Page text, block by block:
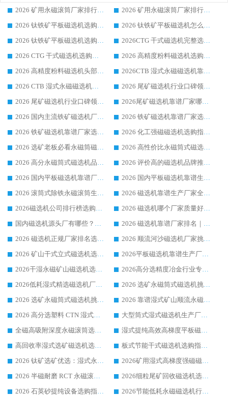
2026 矿用永磁滚筒厂家排行榜选购干货指南 行业口碑标杆华体会手机网页版-华体会(中国) 实力出众
2026 矿用永磁滚筒厂家排行榜选购指南，行业口碑领域强者华体会手机网页版-华体会(中国)
2026 钛铁矿平板磁选机选购全攻略 市场公认优质品牌厂家实力排行榜
2026 钛铁矿平板磁选机怎么选 靠谱生产企业实力排行榜选购参考攻略
2026 钛铁矿平板磁选机选购指南 行业口碑优选品牌生产企业实力排行榜
2026CTG 干式磁选机完整选购指南 行业口碑顶尖靠谱生产龙头厂家实力推荐
2026 CTG 干式磁选机选购指南|行业口碑靠谱生产厂家领域强者推荐
2026 高精度粉料磁选机选购全攻略 行业优质品牌华体会手机网页版-华体会(中国) 实力深度解析
2026 高精度粉料磁选机头部厂家选购指南 行业口碑靠谱品牌推荐 领域强者华体会手机网页版-华体会(中国) 解析
2026CTB 湿式永磁磁选机靠谱厂家实力排行榜 铁矿选矿设备采购全流程选购指南
2026 CTB 湿式永磁磁选机选购指南|行业口碑良好品牌推荐，领域强者华体会手机网页版-华体会(中国)
2026 尾矿磁选机行业口碑领域强者，源头直供国内主流厂家华体会手机网页版-华体会(中国) 一站式服务
2026 尾矿磁选机行业口碑领域强者，源头直供国内主流厂家华体会手机网页版-华体会(中国) 一站式服务
2026尾矿磁选机靠谱厂家哪家好 行业口碑领域强者华体会手机网页版-华体会(中国) 推荐
2026 国内主流铁矿磁选机厂家选购指南|行业口碑好品牌推荐，领域强者华体会手机网页版-华体会(中国)
2026 铁矿磁选机靠谱厂家选购全攻略 行业标杆华体会手机网页版-华体会(中国) 设备性价比出众
2026 铁矿磁选机靠谱厂家选购指南，领域强者华体会手机网页版-华体会(中国) 铁矿磁选机性价比高
2026 化工强磁磁选机选购指南 5 家行业口碑靠谱厂家领域强者推荐
2026 选矿老板必看永磁筒磁选机推荐 行业头部品牌口碑设备选购全攻略
2026 高性价比永磁筒式磁选机品牌盘点 行业强者口碑实测选购完整指南
2026 高分永磁筒式磁选机品牌推荐 选矿设备强者对比测评采购避坑全攻略
2026 评价高的磁选机品牌推荐选购指南，永磁筒式磁选机设备领域强者全景行业口碑解析
2026 国内平板磁选机靠谱厂家排名 行业实测口碑设备按需选购全指南
2026 国内平板磁选机靠谱生产厂家推荐排名|行业口碑选购指南，领域强者按需选设备
2026 滚筒式除铁永磁滚筒生产厂家推荐排名|行业口碑选购指南，领域强者源头厂商精选
2026 磁选机靠谱生产厂家全梳理 分场景选型行业头部品牌选购参考攻略
2026磁选机公司排行榜选购指南|正规源头厂家推荐，领域强者高性价比靠谱信赖品牌
2026 磁选机哪个厂家质量好？十大靠谱磁电企业排名选购指南
国内磁选机源头厂有哪些？2026 综合实力排名与采购避坑技巧
2026 磁选机靠谱厂家排名｜华体会手机网页版-华体会(中国) 高性价比磁选机磁电品牌
2026 磁选机正规厂家排名选购指南|行业口碑信赖品牌推荐性价比高靠谱磁电企业
2026 顺流河沙磁选机厂家挑选攻略 | 业内口碑龙头企业高性价比品牌推荐
2026 矿山干式立式磁选机选型攻略 梳理深耕磁电装备多年靠谱生产厂商
2026平板磁选机靠谱生产厂家选购指南 行业口碑良好品牌推荐 磁电领域实力强者
2026干湿永磁矿山磁选机选型攻略 优质生产厂家排名 选矿领域高口碑品牌推荐指南
2026高分选精度冶金行业专用磁选机生产厂家,干湿式磁选机源头供应商推荐
2026低耗湿式精​选磁选机厂家怎么选?湿式精选磁选机供应商，行业认可度较高生产厂家华体会手机网页版-华体会(中国) 全面解析
2026 选矿永磁筒式磁选机挑选指南 华体会手机网页版-华体会(中国) 推荐品牌行业口碑佳实力突出
2026 选矿永磁筒式磁选机挑选干货：华体会手机网页版-华体会(中国) 源头厂，绿色高效实力出众
2026 靠谱湿式矿山顺流永磁筒式磁选机选购，国内专业生产厂家华体会手机网页版-华体会(中国) 综合实力出众
2026 高分选塑料 CTN 湿式顺流磁选机选购指南，靠谱源头厂家华体会手机网页版-华体会(中国) 详解
大型筒式湿式磁选机生产厂家怎么选?华体会手机网页版-华体会(中国) 设备口碑广受行业认可
全磁高吸附深度永磁滚筒选购指南 业内口碑稳定磁电设备生产厂家详细推荐
湿式提纯高效高梯度平板磁选机靠谱设备源头厂商华体会手机网页版-华体会(中国) 综合测评
高回收率湿式选矿磁选机选购指南 业内口碑磁电设备生产厂家实力解析
板式节能干式磁选机选购指南，源头生产厂家华体会手机网页版-华体会(中国) 综合实力可观
2026 钛矿选矿优选：湿式永磁筒式磁选机源头厂家华体会手机网页版-华体会(中国) 综合解析
2026矿用湿式高梯度强磁磁选机选购指南，临朐靠谱磁电生产厂家华体会手机网页版-华体会(中国) 详解
2026 半磁耐磨 RCT 永磁滚筒选购指南，临朐源头生产厂家华体会手机网页版-华体会(中国) 实测分享
2026细粒尾矿回收磁选机选购指南 产业集群优质生产厂家华体会手机网页版-华体会(中国) 解析
2026 石英砂提纯设备选购指南：华体会手机网页版-华体会(中国) 提纯磁选机厂家综合解读
2026节能低耗永磁磁选机行业优选标杆 临朐华体会手机网页版-华体会(中国) 专业生产厂家